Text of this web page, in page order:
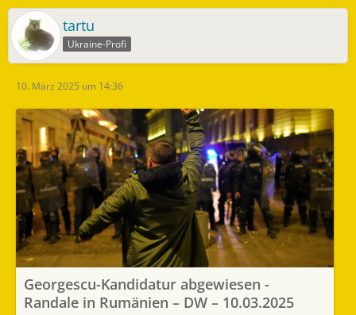
tartu
Ukraine-Profi
10. März 2025 um 14:36
Georgescu-Kandidatur abgewiesen -
Randale in Rumänien – DW – 10.03.2025